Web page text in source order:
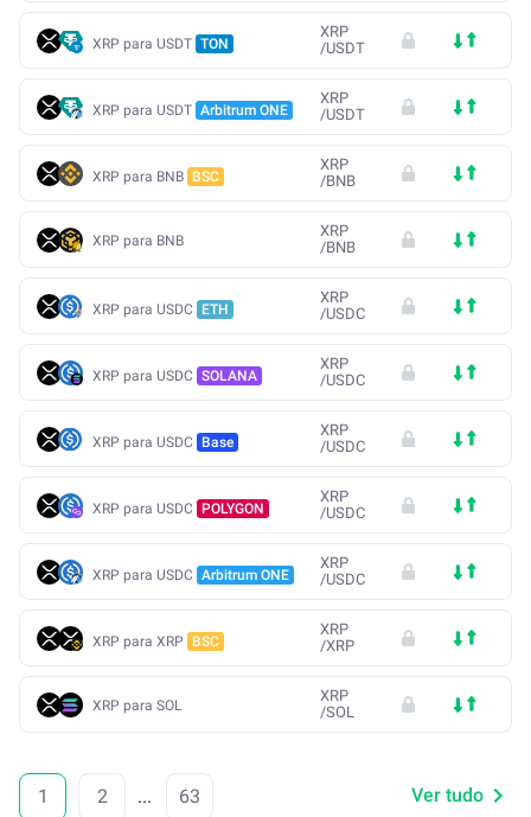
XRP para USDT TON
XRP
/USDT
XRP para USDT Arbitrum ONE
XRP
/USDT
XRP para BNB BSC
XRP
/BNB
XRP para BNB
XRP
/BNB
XRP para USDC ETH
XRP
/USDC
XRP para USDC SOLANA
XRP
/USDC
XRP para USDC Base
XRP
/USDC
XRP para USDC POLYGON
XRP
/USDC
XRP para USDC Arbitrum ONE
XRP
/USDC
XRP para XRP BSC
XRP
/XRP
XRP para SOL
XRP
/SOL
1 2 ... 63 Ver tudo